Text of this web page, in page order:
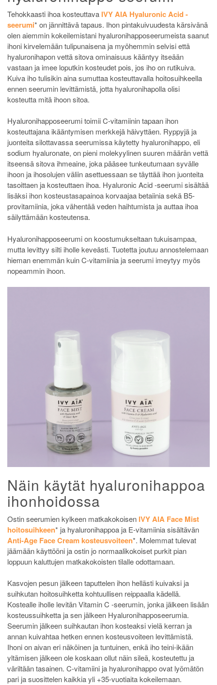
Tehokkaasti ihoa kosteuttava IVY AIA Hyaluronic Acid -
seerumi* on jännittävä tapaus. Ihon pintakuivuudesta kärsivänä
olen aiemmin kokeilemistani hyaluronihapposeerumeista saanut
ihoni kirvelemään tulipunaisena ja myöhemmin selvisi että
hyaluronihapon vettä sitova ominaisuus kääntyy itseään
vastaan ja imee loputkin kosteudet pois, jos iho on rutikuiva.
Kuiva iho tulisikin aina sumuttaa kosteuttavalla hoitosuihkeella
ennen seerumin levittämistä, jotta hyaluronihapolla olisi
kosteutta mitä ihoon sitoa.
Hyaluronihapposeerumi toimii C-vitamiinin tapaan ihon
kosteuttajana ikääntymisen merkkejä häivyttäen. Ryppyjä ja
juonteita silottavassa seerumissa käytetty hyaluronihappo, eli
sodium hyaluronate, on pieni molekyylinen suuren määrän vettä
itseensä sitova ihmeaine, joka pääsee tunkeutumaan syvälle
ihoon ja ihosolujen väliin asettuessaan se täyttää ihon juonteita
tasoittaen ja kosteuttaen ihoa. Hyaluronic Acid -seerumi sisältää
lisäksi ihon kosteustasapainoa korvaajaa betaiinia sekä B5-
provitamiinia, joka vähentää veden haihtumista ja auttaa ihoa
säilyttämään kosteutensa.
Hyaluronihapposeerumi on koostumukseltaan tukuisampaa,
mutta levittyy silti iholle keveästi. Tuotetta joutuu annostelemaan
hieman enemmän kuin C-vitamiinia ja seerumi imeytyy myös
nopeammin ihoon.
Näin käytät hyaluronihappoa
ihonhoidossa
Ostin seerumien kylkeen matkakokoisen IVY AIA Face Mist
hoitosuihkeen* ja hyaluronihappoa ja E-vitamiinia sisältävän
Anti-Age Face Cream kosteusvoiteen*. Molemmat tulevat
jäämään käyttööni ja ostin jo normaalikokoiset purkit pian
loppuun kaluttujen matkakokoisten tilalle odottamaan.
Kasvojen pesun jälkeen taputtelen ihon hellästi kuivaksi ja
suihkutan hoitosuihketta kohtuullisen reippaalla kädellä.
Kostealle iholle levitän Vitamin C -seerumin, jonka jälkeen lisään
kosteussuihketta ja sen jälkeen Hyaluronihapposeerumia.
Seerumin jälkeen suihkautan ihon kosteaksi vielä kerran ja
annan kuivahtaa hetken ennen kosteusvoiteen levittämistä.
Ihoni on aivan eri näköinen ja tuntuinen, enkä iho teini-ikään
yltämisen jälkeen ole koskaan ollut näin sileä, kosteutettu ja
väriltään tasainen. C-vitamiini ja hyaluronihappo ovat lyömätön
pari ja suosittelen kaikkia yli +35-vuotiaita kokeilemaan.